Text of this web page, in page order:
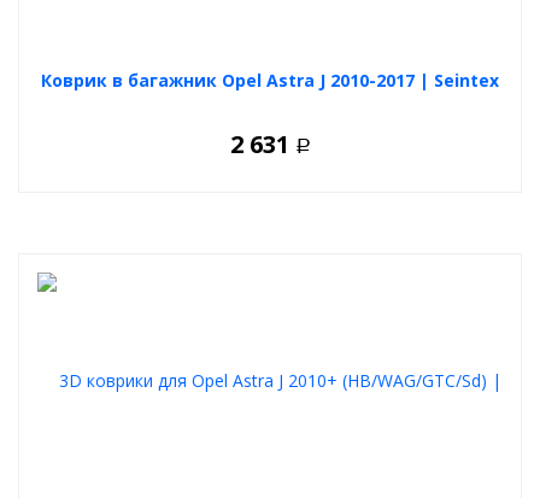
Коврик в багажник Opel Astra J 2010-2017 | Seintex
2 631 Р